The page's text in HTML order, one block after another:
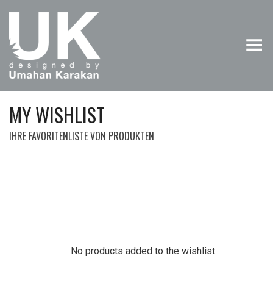
Menü umschalten
MY WISHLIST
IHRE FAVORITENLISTE VON PRODUKTEN
No products added to the wishlist